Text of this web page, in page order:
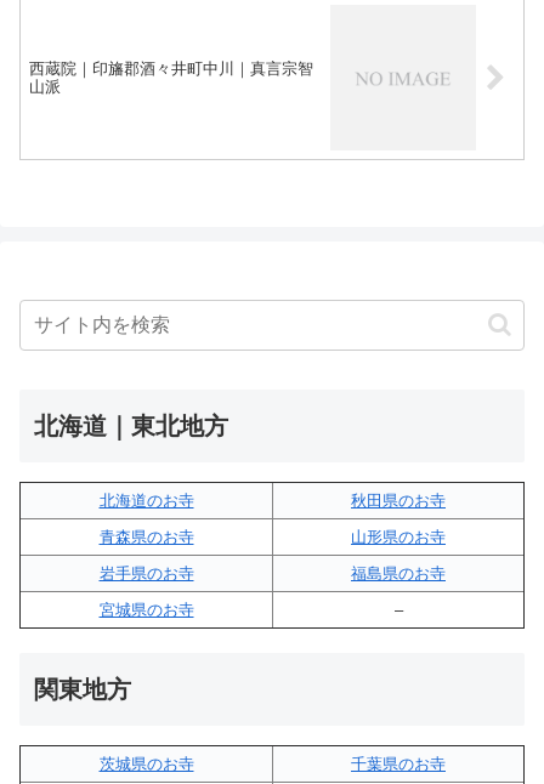
西蔵院｜印旛郡酒々井町中川｜真言宗智
山派
北海道｜東北地方
北海道のお寺
秋田県のお寺
青森県のお寺
山形県のお寺
岩手県のお寺
福島県のお寺
宮城県のお寺
–
関東地方
茨城県のお寺
千葉県のお寺